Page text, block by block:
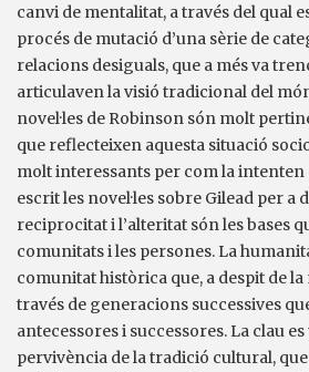
canvi de mentalitat, a través del qual
procés de mutació d’una sèrie de
relacions desiguals, que a més va
articulaven la visió tradicional del
novel·les de Robinson són molt
que reflecteixen aquesta situació
molt interessants per com la
escrit les novel·les sobre Gilead per a
reciprocitat i l’alteritat són les bases
comunitats i les persones. La
comunitat històrica que, a despit de
través de generacions successives
antecessores i successores. La clau
pervivència de la tradició cultural, que